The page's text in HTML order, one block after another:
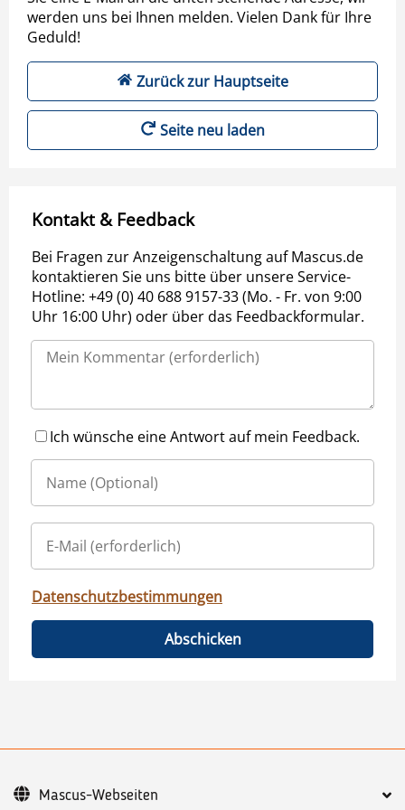
werden uns bei Ihnen melden. Vielen Dank für Ihre
Geduld!
Zurück zur Hauptseite
Seite neu laden
Kontakt & Feedback
Bei Fragen zur Anzeigenschaltung auf Mascus.de
kontaktieren Sie uns bitte über unsere Service-
Hotline: +49 (0) 40 688 9157-33 (Mo. - Fr. von 9:00
Uhr 16:00 Uhr) oder über das Feedbackformular.
Ich wünsche eine Antwort auf mein Feedback.
Datenschutzbestimmungen
Abschicken
Mascus-Webseiten